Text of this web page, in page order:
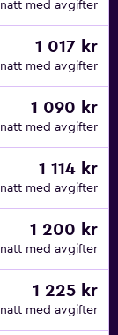
med avgifter
1 017 kr
med avgifter
1 090 kr
med avgifter
1 114 kr
med avgifter
1 200 kr
med avgifter
1 225 kr
med avgifter